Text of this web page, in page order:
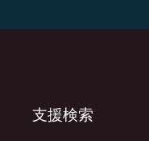
支援検索